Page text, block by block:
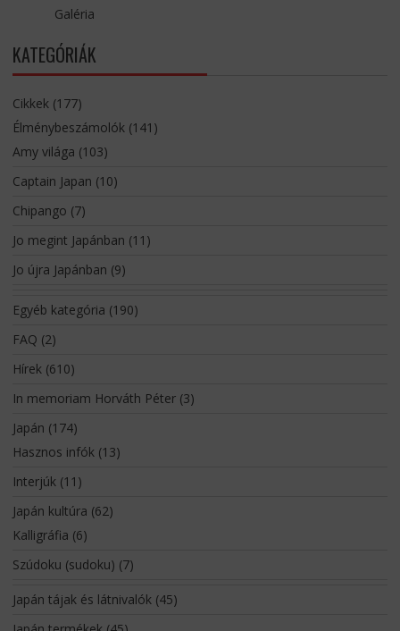
Galéria
KATEGÓRIÁK
Cikkek(177)
Élménybeszámolók(141)
Amy világa (103)
Captain Japan (10)
Chipango (7)
Jo megint Japánban (11)
Jo újra Japánban (9)
Egyéb kategória (190)
FAQ (2)
Hírek(610)
In memoriam Horváth Péter(3)
Japán (174)
Hasznos infók(13)
Interjúk(11)
Japán kultúra (62)
Kalligráfia (6)
Szúdoku (sudoku) (7)
Japán tájak és látnivalók(45)